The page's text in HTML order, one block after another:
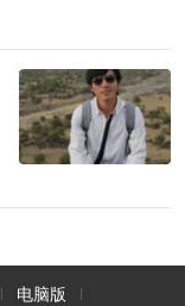
电脑版